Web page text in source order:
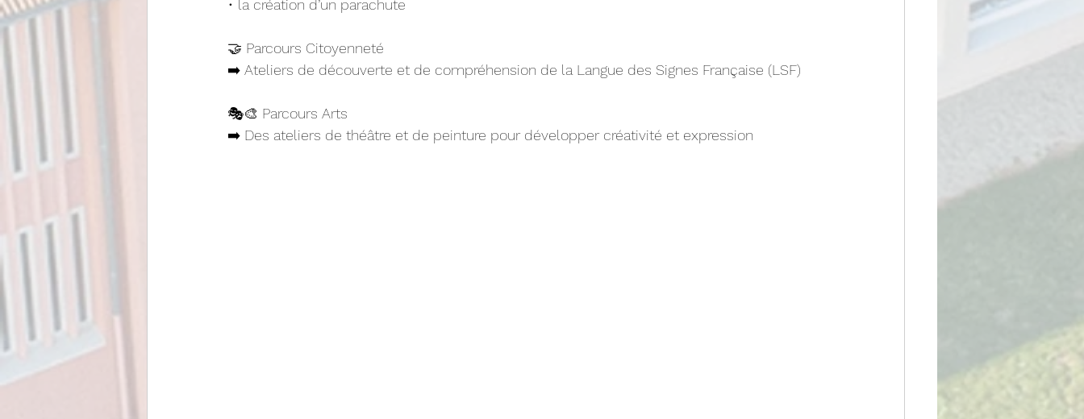
• la création d’un parachute
🤝 Parcours Citoyenneté
➡️ Ateliers de découverte et de compréhension de la Langue des Signes Française (LSF)
🎭🎨 Parcours Arts
➡️ Des ateliers de théâtre et de peinture pour développer créativité et expression